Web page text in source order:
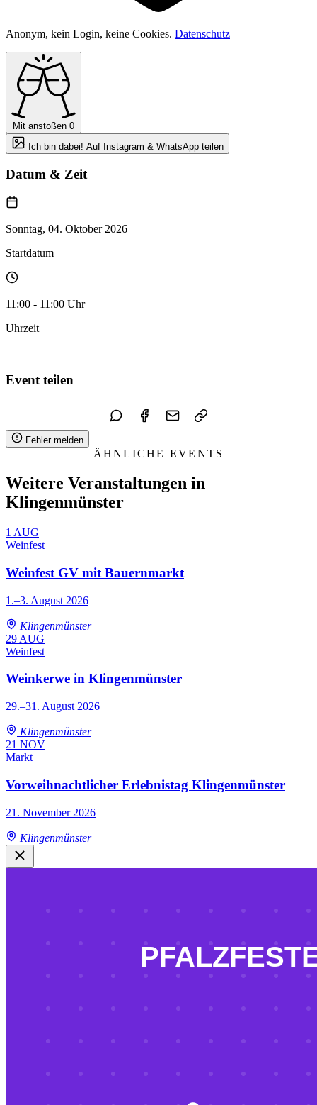
Anonym, kein Login, keine Cookies. Datenschutz
Mit anstoßen 0
Ich bin dabei! Auf Instagram & WhatsApp teilen
Datum & Zeit
Sonntag, 04. Oktober 2026
Startdatum
11:00 - 11:00 Uhr
Uhrzeit
Event teilen
Fehler melden
ÄHNLICHE EVENTS
Weitere Veranstaltungen in
Klingenmünster
1 AUG
Weinfest
Weinfest GV mit Bauernmarkt
1.–3. August 2026
Klingenmünster
29 AUG
Weinfest
Weinkerwe in Klingenmünster
29.–31. August 2026
Klingenmünster
21 NOV
Markt
Vorweihnachtlicher Erlebnistag Klingenmünster
21. November 2026
Klingenmünster